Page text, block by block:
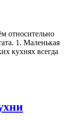
относительно
1. Маленькая
кухнях всегда